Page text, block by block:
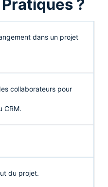
?
dans un projet
collaborateurs pour
CRM.
du projet.